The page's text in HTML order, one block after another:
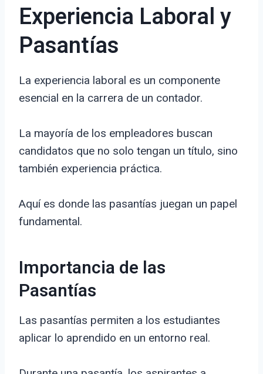
Experiencia Laboral y
Pasantías
La experiencia laboral es un componente
esencial en la carrera de un contador.
La mayoría de los empleadores buscan
candidatos que no solo tengan un título, sino
también experiencia práctica.
Aquí es donde las pasantías juegan un papel
fundamental.
Importancia de las
Pasantías
Las pasantías permiten a los estudiantes
aplicar lo aprendido en un entorno real.